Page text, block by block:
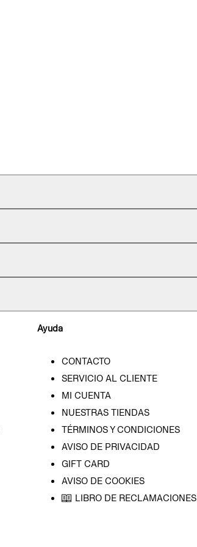
Ayuda
CONTACTO
SERVICIO AL CLIENTE
MI CUENTA
NUESTRAS TIENDAS
TÉRMINOS Y CONDICIONES
AVISO DE PRIVACIDAD
GIFT CARD
AVISO DE COOKIES
LIBRO DE RECLAMACIONES